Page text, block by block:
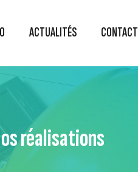
ACTUALITÉS CONTACT
réalisations